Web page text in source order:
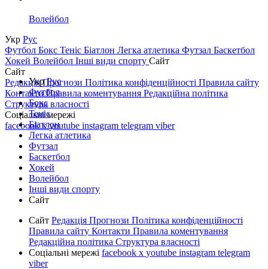
Волейбол
Укр Рус
Футбол Бокс Теніс Біатлон Легка атлетика Футзал Баскетбол
Хокей Волейбол Інші види спорту Сайт
Сайт
РедакціяПрогнози Політика конфіденційності Правила сайту
КонтактиПравила коментування Редакційна політика
Структура власності
Соціальні мережі
facebookxyoutube instagram telegram viber
УкрРус
Футбол
Бокс
Теніс
Біатлон
Легка атлетика
Футзал
Баскетбол
Хокей
Волейбол
Інші види спорту
Сайт
Сайт Редакція Прогнози Політика конфіденційності
Правила сайту Контакти Правила коментування
Редакційна політика Структура власності
Соціальні мережі facebook x youtube instagram telegram
viber